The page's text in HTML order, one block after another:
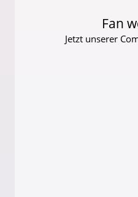
Fan
Jetzt unserer